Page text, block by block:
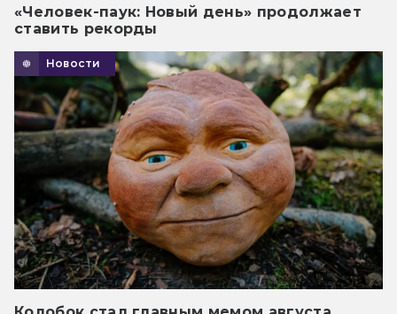
«Человек-паук: Новый день» продолжает
ставить рекорды
Новости